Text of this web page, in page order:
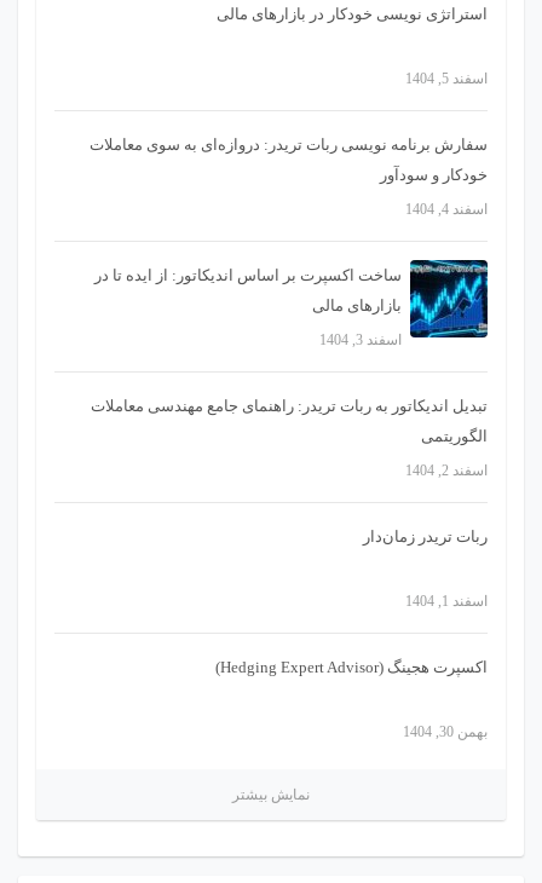
استراتژی‌ نویسی خودکار در بازارهای مالی
اسفند 5, 1404
سفارش برنامه نویسی ربات تریدر: دروازه‌ای به سوی معاملات
خودکار و سودآور
اسفند 4, 1404
ساخت اکسپرت بر اساس اندیکاتور: از ایده تا در
بازارهای مالی
اسفند 3, 1404
تبدیل اندیکاتور به ربات تریدر: راهنمای جامع مهندسی معاملات
الگوریتمی
اسفند 2, 1404
ربات تریدر زمان‌دار
اسفند 1, 1404
اکسپرت هجینگ (Hedging Expert Advisor)
بهمن 30, 1404
نمایش بیشتر